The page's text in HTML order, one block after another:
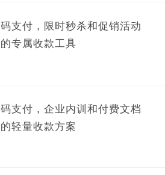
码支付，限时秒杀和促销活动
的专属收款工具
码支付，企业内训和付费文档
的轻量收款方案